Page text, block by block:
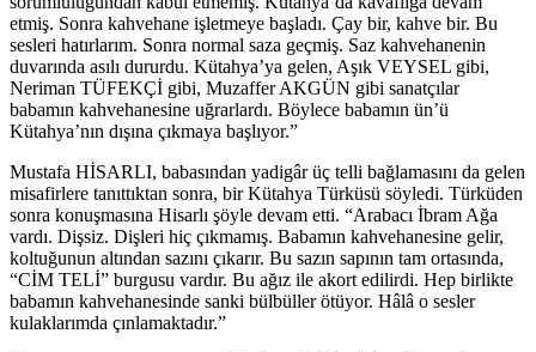
etmiş. Sonra kahvehane işletmeye başladı. Çay bir, kahve bir. Bu
sesleri hatırlarım. Sonra normal saza geçmiş. Saz kahvehanenin
duvarında asılı dururdu. Kütahya’ya gelen, Aşık VEYSEL gibi,
Neriman TÜFEKÇİ gibi, Muzaffer AKGÜN gibi sanatçılar
babamın kahvehanesine uğrarlardı. Böylece babamın ün’ü
Kütahya’nın dışına çıkmaya başlıyor.”
Mustafa HİSARLI, babasından yadigâr üç telli bağlamasını da gelen
misafirlere tanıttıktan sonra, bir Kütahya Türküsü söyledi. Türküden
sonra konuşmasına Hisarlı şöyle devam etti. “Arabacı İbram Ağa
vardı. Dişsiz. Dişleri hiç çıkmamış. Babamın kahvehanesine gelir,
koltuğunun altından sazını çıkarır. Bu sazın sapının tam ortasında,
“CİM TELİ” burgusu vardır. Bu ağız ile akort edilirdi. Hep birlikte
babamın kahvehanesinde sanki bülbüller ötüyor. Hâlâ o sesler
kulaklarımda çınlamaktadır.”